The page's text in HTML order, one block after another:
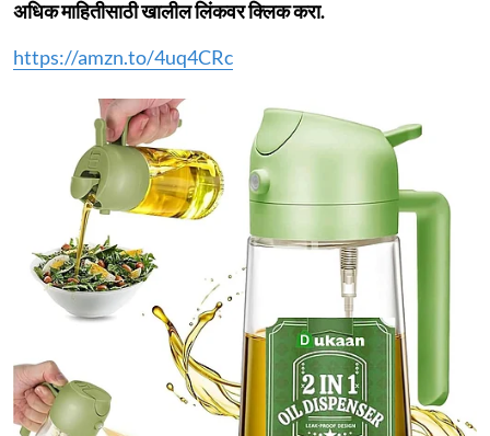
अधिक माहितीसाठी खालील लिंकवर क्लिक करा.
https://amzn.to/4uq4CRc